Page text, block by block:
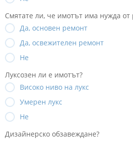
Смятате ли, че имотът има нужда от
Да, основен ремонт
Да, освежителен ремонт
Не
Луксозен ли е имотът?
Високо ниво на лукс
Умерен лукс
Не
Дизайнерско обзавеждане?